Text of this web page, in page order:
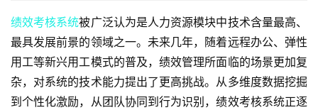
绩效考核系统被广泛认为是人力资源模块中技术含量最高、
最具发展前景的领域之一。未来几年，随着远程办公、弹性
用工等新兴用工模式的普及，绩效管理所面临的场景更加复
杂，对系统的技术能力提出了更高挑战。从多维度数据挖掘
到个性化激励，从团队协同到行为识别，绩效考核系统正逐